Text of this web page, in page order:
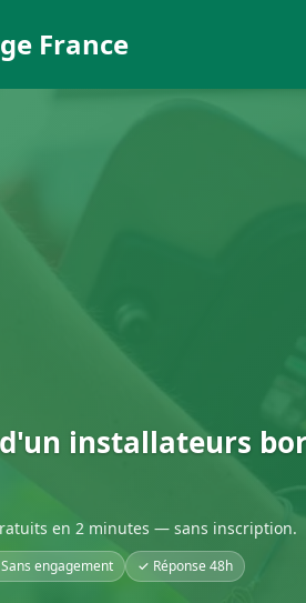
France
installateurs
en 2 minutes — sans inscription.
engagement ✓ Réponse 48h